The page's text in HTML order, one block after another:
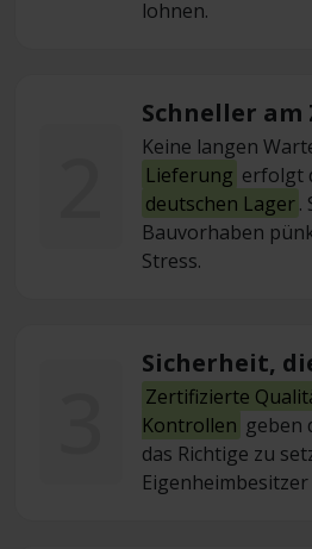
lohnen.
Schneller am
Keine langen
Lieferung erfolgt
deutschen Lager.
Bauvorhaben
Stress.
Sicherheit,
Zertifizierte
Kontrollen geben
das Richtige zu